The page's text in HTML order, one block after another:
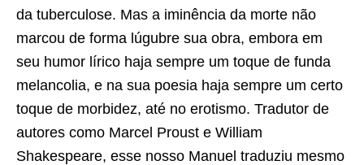
da tuberculose. Mas a iminência da morte não
marcou de forma lúgubre sua obra, embora em
seu humor lírico haja sempre um toque de funda
melancolia, e na sua poesia haja sempre um certo
toque de morbidez, até no erotismo. Tradutor de
autores como Marcel Proust e William
Shakespeare, esse nosso Manuel traduziu mesmo